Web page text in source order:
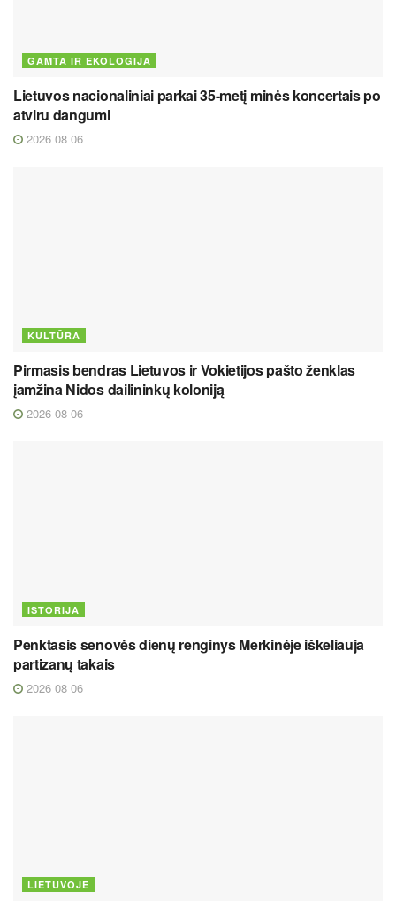
GAMTA IR EKOLOGIJA
Lietuvos nacionaliniai parkai 35-metį minės koncertais po
atviru dangumi
2026 08 06
KULTŪRA
Pirmasis bendras Lietuvos ir Vokietijos pašto ženklas
įamžina Nidos dailininkų koloniją
2026 08 06
ISTORIJA
Penktasis senovės dienų renginys Merkinėje iškeliauja
partizanų takais
2026 08 06
LIETUVOJE